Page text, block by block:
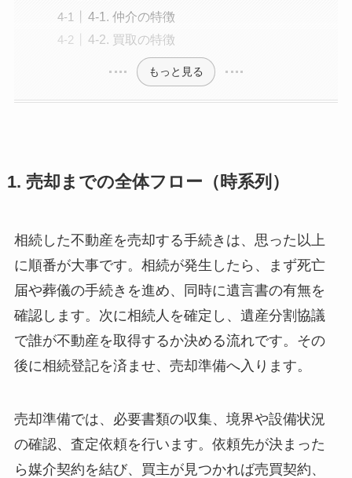
4-1. 仲介の特徴
4-2. 買取の特徴
もっと見る
1. 売却までの全体フロー（時系列）
相続した不動産を売却する手続きは、思った以上
に順番が大事です。相続が発生したら、まず死亡
届や葬儀の手続きを進め、同時に遺言書の有無を
確認します。次に相続人を確定し、遺産分割協議
で誰が不動産を取得するか決める流れです。その
後に相続登記を済ませ、売却準備へ入ります。
売却準備では、必要書類の収集、境界や設備状況
の確認、査定依頼を行います。依頼先が決まった
ら媒介契約を結び、買主が見つかれば売買契約、